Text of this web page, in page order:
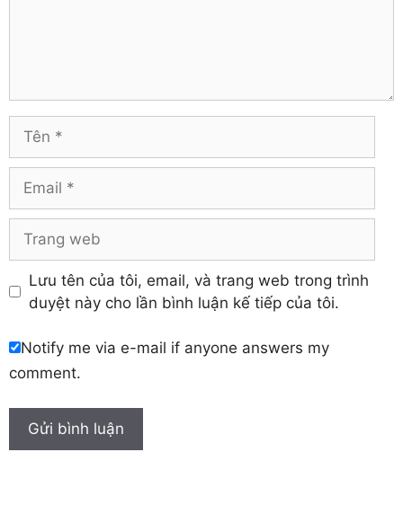
Hậu Giang
Hưng Yên
Khánh Hòa
Vĩnh Phúc
web
Lưu tên của tôi, email, và trang web trong trình
duyệt này cho lần bình luận kế tiếp của tôi.
Notify me via e-mail if anyone answers my
comment.